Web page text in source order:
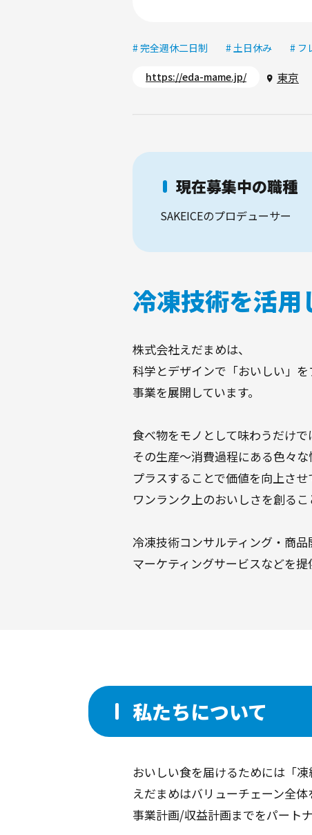
# 完全週休二日制 # 土日休み # フ
https://eda-mame.jp/ 東京
現在募集中の職種
SAKEICEのプロデューサー
冷凍技術を活
株式会社えだまめは、
科学とデザインで「おいしい」
事業を展開しています。
食べ物をモノとして味わうだけで
その生産〜消費過程にある色々な
プラスすることで価値を向上させ
ワンランク上のおいしさを創るこ
冷凍技術コンサルティング・商品
マーケティングサービスなどを提
私たちについて
おいしい食を届けるためには「
えだまめはバリューチェーン全体
事業計画/収益計画までをパート